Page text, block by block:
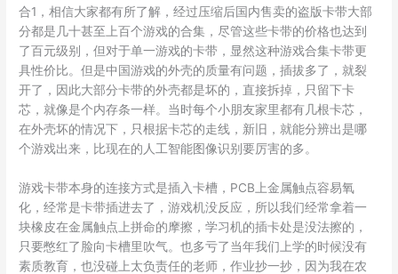
合1，相信大家都有所了解，经过压缩后国内售卖的盗版卡带大部
分都是几十甚至上百个游戏的合集，尽管这些卡带的价格也达到
了百元级别，但对于单一游戏的卡带，显然这种游戏合集卡带更
具性价比。但是中国游戏的外壳的质量有问题，插拔多了，就裂
开了，因此大部分卡带的外壳都是坏的，直接拆掉，只留下卡
芯，就像是个内存条一样。当时每个小朋友家里都有几根卡芯，
在外壳坏的情况下，只根据卡芯的走线，新旧，就能分辨出是哪
个游戏出来，比现在的人工智能图像识别要厉害的多。
游戏卡带本身的连接方式是插入卡槽，PCB上金属触点容易氧
化，经常是卡带插进去了，游戏机没反应，所以我们经常拿着一
块橡皮在金属触点上拼命的摩擦，学习机的插卡处是没法擦的，
只要憋红了脸向卡槽里吹气。也多亏了当年我们上学的时候没有
素质教育，也没碰上太负责任的老师，作业抄一抄，因为我在农